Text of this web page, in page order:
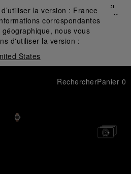
la version : France
correspondantes
nous vous
d'utiliser la version :
States
Fermer
✕
RechercherPanier 0